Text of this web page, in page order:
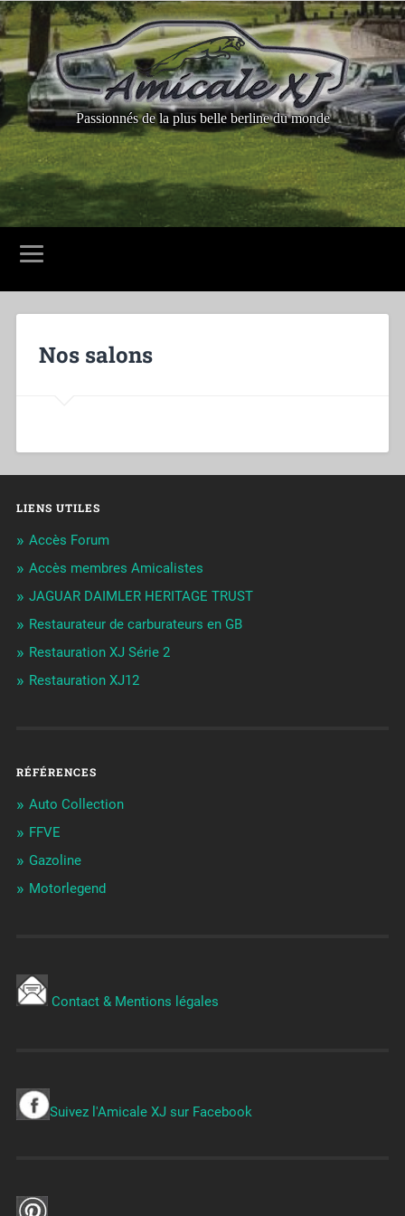
Passionnés de la plus belle berline du monde
Nos salons
LIENS UTILES
Accès Forum
Accès membres Amicalistes
JAGUAR DAIMLER HERITAGE TRUST
Restaurateur de carburateurs en GB
Restauration XJ Série 2
Restauration XJ12
RÉFÉRENCES
Auto Collection
FFVE
Gazoline
Motorlegend
Contact & Mentions légales
Suivez l'Amicale XJ sur Facebook